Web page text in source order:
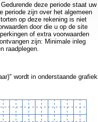
deze periode staat uw
periode zijn over het algemeen
op deze rekening is niet
door die u op de site
of extra voorwaarden
zijn: Minimale inleg
raadplegen.
wordt in onderstaande grafiek